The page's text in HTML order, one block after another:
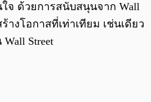
จ ด้วยการสนับสนุนจาก Wall
ร้างโอกาสที่เท่าเทียม เช่นเดียว
Street